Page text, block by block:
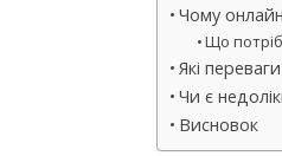
Чому
Що
Які
Чи є
Висновок